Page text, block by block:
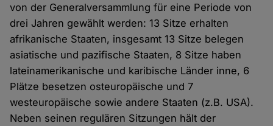
von der Generalversammlung für eine Periode von
drei Jahren gewählt werden: 13 Sitze erhalten
afrikanische Staaten, insgesamt 13 Sitze belegen
asiatische und pazifische Staaten, 8 Sitze haben
lateinamerikanische und karibische Länder inne, 6
Plätze besetzen osteuropäische und 7
westeuropäische sowie andere Staaten (z.B. USA).
Neben seinen regulären Sitzungen hält der